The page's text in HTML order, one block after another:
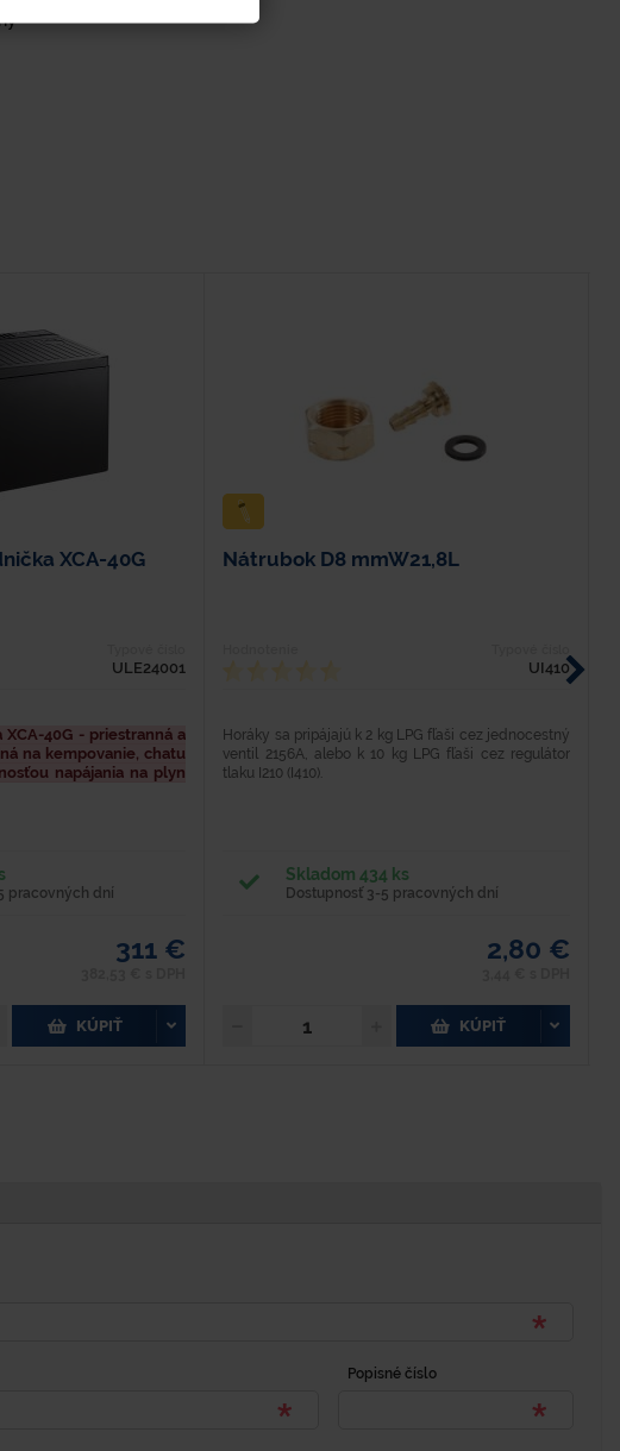
XCA-40G
ULE24001
40G - priestranná a
na kempovanie, chatu
napájania na plyn
v záhradnom domčeku a
pripojiť do...
pracovných dní
311 €
KÚPIŤ
Nátrubok D8 mmW21,8L
UI410
Horáky sa pripájajú k 2 kg LPG fľaši cez jednocestný
ventil 2156A, alebo k 10 kg LPG fľaši cez regulátor
tlaku I210 (I410).
Skladom 434 ks
Dostupnosť 3-5 pracovných dní
2,80 €
KÚPIŤ
Popisné číslo